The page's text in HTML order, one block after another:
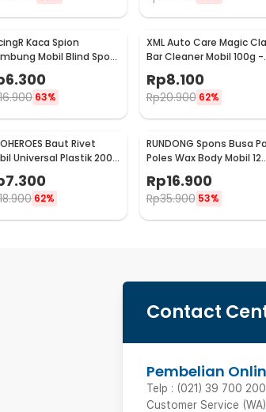
Kaca Spion
Mobil Blind Spot
Angle 50mm 2 Pcs -
6.300
16.900 63%
XML Auto Care Magic
Bar Cleaner Mobil 100g -
QW89
Rp8.100
Rp20.900 62%
Baut Rivet
Universal Plastik 200
- PE02
7.300
18.900 62%
RUNDONG Spons Busa
Poles Wax Body Mobil 12
PCS - R2010
Rp16.900
Rp35.900 53%
Contact
Pembelian
Telp : (021) 39 700 200
Customer Service